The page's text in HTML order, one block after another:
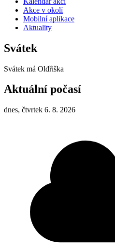
Akce v okolí
Mobilní aplikace
Aktuality
Svátek
Svátek má Oldřiška
Aktuální počasí
dnes, čtvrtek 6. 8. 2026